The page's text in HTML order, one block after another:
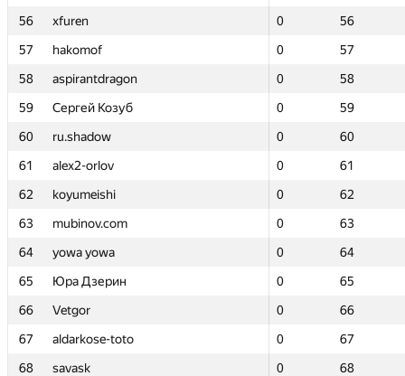
56
xfuren 0
56
57
hakomof 0
57
58
aspirantdragon 0
58
59
Сергей Козуб 0
59
60
ru.shadow 0
60
61
alex2-orlov 0
61
62
koyumeishi 0
62
63
mubinov.com 0
63
64
yowa yowa 0
64
65
Юра Дзерин 0
65
66
Vetgor 0
66
67
aldarkose-toto 0
67
68
savask 0
68
56
xfuren 0
56
57
hakomof 0
57
58
aspirantdragon 0
58
59
Сергей Козуб 0
59
60
ru.shadow 0
60
61
alex2-orlov 0
61
62
koyumeishi 0
62
63
mubinov.com 0
63
64
yowa yowa 0
64
65
Юра Дзерин 0
65
66
Vetgor 0
66
67
aldarkose-toto 0
67
68
savask 0
68